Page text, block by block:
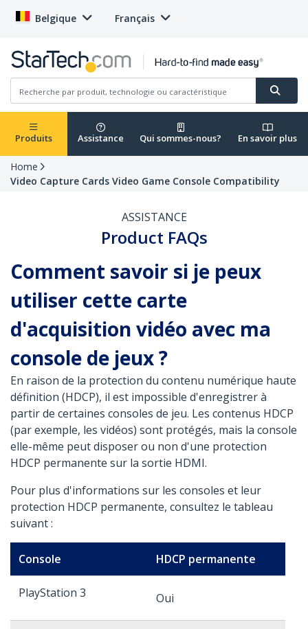
Belgique Français
Produits Assistance Qui sommes-nous? En savoir plus
Home
Video Capture Cards Video Game Console Compatibility
ASSISTANCE
Product FAQs
Comment savoir si je peux
utiliser cette carte
d'acquisition vidéo avec ma
console de jeux ?
En raison de la protection du contenu numérique haute
définition (HDCP), il est impossible d'enregistrer à
partir de certaines consoles de jeu. Les contenus HDCP
(par exemple, les vidéos) sont protégés, mais la console
elle-même peut disposer ou non d'une protection
HDCP permanente sur la sortie HDMI.
Pour plus d'informations sur les consoles et leur
protection HDCP permanente, consultez le tableau
suivant :
Console HDCP permanente
PlayStation 3 Oui